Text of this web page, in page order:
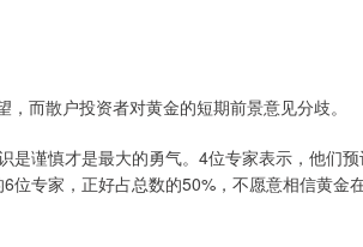
而散户投资者对黄金的短期前景意见分歧。
谨慎才是最大的勇气。4位专家表示，他们
专家，正好占总数的50%，不愿意相信黄金